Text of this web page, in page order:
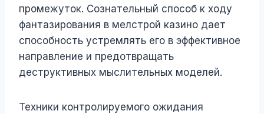
промежуток. Сознательный способ к ходу
фантазирования в мелстрой казино дает
способность устремлять его в эффективное
направление и предотвращать
деструктивных мыслительных моделей.
Техники контролируемого ожидания